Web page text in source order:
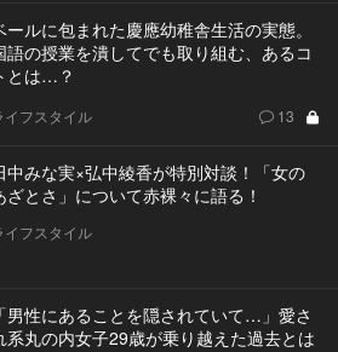
ールに包まれた慶應幼稚舎生活の実態。
語の授業を潰してでも取り組む、あるコ
とは…？
イフスタイル 13
中みな実×弘中綾香が特別対談！「女の
ざとさ」について赤裸々に語る！
イフスタイル
「男性にあることを隠されていて…」愛さ
系丸の内女子29歳が乗り越えた過去とは